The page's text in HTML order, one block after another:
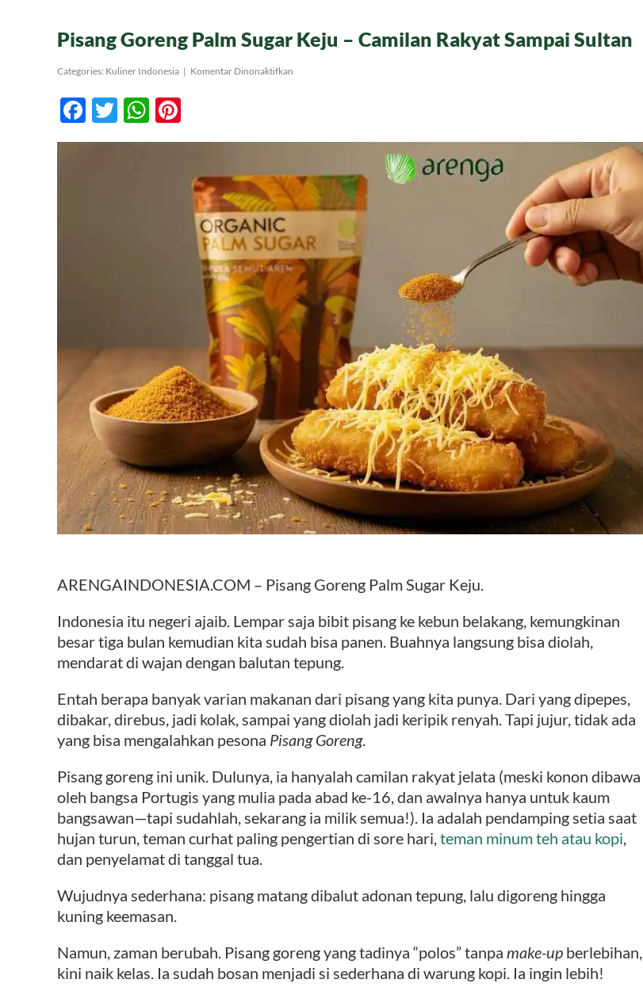
Pisang Goreng Palm Sugar Keju – Camilan Rakyat Sampai Sultan
Categories: Kuliner Indonesia | Komentar Dinonaktifkan
–
Sampai
Sultan
Facebook
TwitterWhatsApp
ARENGAINDONESIA.COM – Pisang Goreng Palm Sugar Keju.
Indonesia itu negeri ajaib. Lempar saja bibit pisang ke kebun belakang, kemungkinan
besar tiga bulan kemudian kita sudah bisa panen. Buahnya langsung bisa diolah,
mendarat di wajan dengan balutan tepung.
Entah berapa banyak varian makanan dari pisang yang kita punya. Dari yang dipepes,
dibakar, direbus, jadi kolak, sampai yang diolah jadi keripik renyah. Tapi jujur, tidak ada
yang bisa mengalahkan pesona Pisang Goreng.
Pisang goreng ini unik. Dulunya, ia hanyalah camilan rakyat jelata (meski konon dibawa
oleh bangsa Portugis yang mulia pada abad ke-16, dan awalnya hanya untuk kaum
bangsawan—tapi sudahlah, sekarang ia milik semua!). Ia adalah pendamping setia saat
hujan turun, teman curhat paling pengertian di sore hari,teman minum teh atau kopi,
dan penyelamat di tanggal tua.
Wujudnya sederhana: pisang matang dibalut adonan tepung, lalu digoreng hingga
kuning keemasan.
Namun, zaman berubah. Pisang goreng yang tadinya “polos” tanpa make-up berlebihan,
kini naik kelas. Ia sudah bosan menjadi si sederhana di warung kopi. Ia ingin lebih!